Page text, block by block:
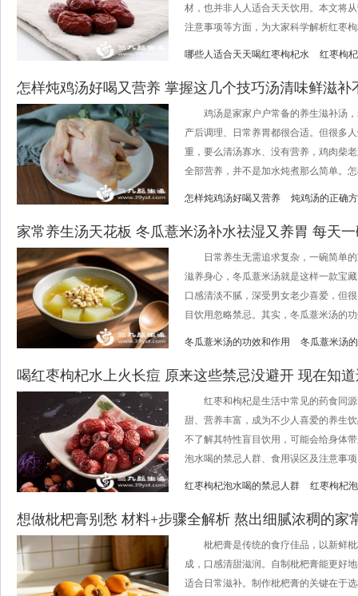
材，也并非人人适合天天饮用。本文将
注意事项等方面，为大家科学解析红枣
哪些人适合天天喝红枣枸杞水 红枣枸
怎样炖鸡汤好喝又营养 掌握这几个技巧汤清味鲜滋补
鸡汤是家家户户常备的养生滋补汤，
产后调理、日常养胃都很合适。但很多
重，要么清汤寡水、没有营养，鸡肉柴
全部营养，并不是加水炖煮那么简单。
怎样炖鸡汤好喝又营养 炖鸡汤的正确
家常养生汤天花板 冬瓜薏米汤补水祛湿又养胃 每天
日常养生无需追求复杂，一碗简单的
滋养身心，冬瓜薏米汤就是这样一款宝
口感清淡不腻，深受男女老少喜爱，但
目饮用忽略禁忌。其实，冬瓜薏米汤的
冬瓜薏米汤的功效和作用 冬瓜薏米汤
喝红枣枸杞水上火长痘 原来这些禁忌没避开 现在知
红枣和枸杞是生活中常见的药食同源
甜、营养丰富，成为不少人喜爱的养生
不了解其特性盲目饮用，可能会给身体
泡水喝的禁忌人群、食用误区及注意事
红枣枸杞泡水喝的禁忌人群 红枣枸杞
想做枇杷膏别愁 材料+步骤全解析 熬出细腻浓稠的家
枇杷膏是传统的食疗佳品，以新鲜枇
成，口感清甜滋润。自制枇杷膏能更好
适合日常滋补。制作枇杷膏的关键在于